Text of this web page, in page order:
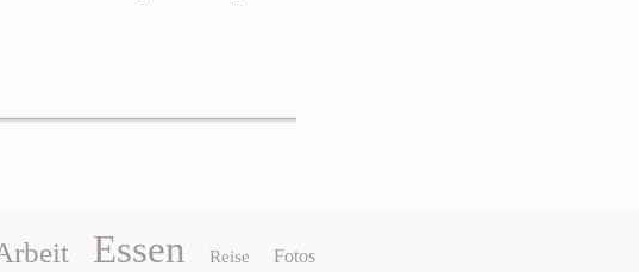
Essen Reise Fotos